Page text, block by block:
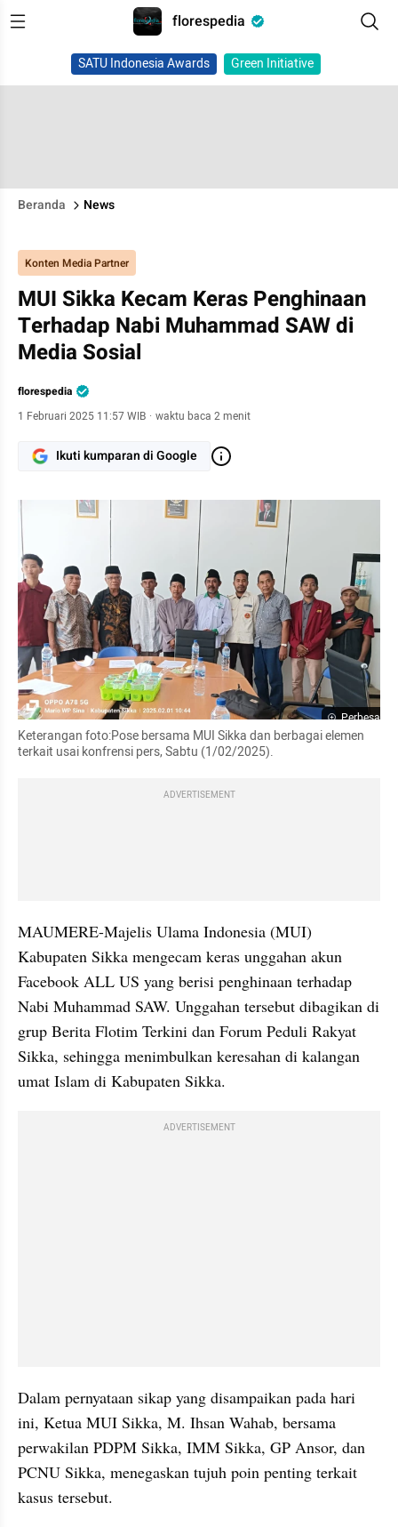
florespedia
SATU Indonesia Awards Green Initiative
Beranda News
Konten Media Partner
MUI Sikka Kecam Keras Penghinaan
Terhadap Nabi Muhammad SAW di
Media Sosial
florespedia
1 Februari 2025 11:57 WIB · waktu baca 2 menit
Ikuti kumparan di Google
Perbesar
Keterangan foto:Pose bersama MUI Sikka dan berbagai elemen
terkait usai konfrensi pers, Sabtu (1/02/2025).
ADVERTISEMENT
MAUMERE-Majelis Ulama Indonesia (MUI)
Kabupaten Sikka mengecam keras unggahan akun
Facebook ALL US yang berisi penghinaan terhadap
Nabi Muhammad SAW. Unggahan tersebut dibagikan di
grup Berita Flotim Terkini dan Forum Peduli Rakyat
Sikka, sehingga menimbulkan keresahan di kalangan
umat Islam di Kabupaten Sikka.
ADVERTISEMENT
Dalam pernyataan sikap yang disampaikan pada hari
ini, Ketua MUI Sikka, M. Ihsan Wahab, bersama
perwakilan PDPM Sikka, IMM Sikka, GP Ansor, dan
PCNU Sikka, menegaskan tujuh poin penting terkait
kasus tersebut.